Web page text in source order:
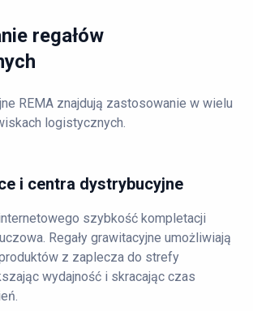
regałów
REMA znajdują zastosowanie w wielu
logistycznych.
i centra dystrybucyjne
szybkość kompletacji
Regały grawitacyjne umożliwiają
produktów z zaplecza do strefy
wydajność i skracając czas